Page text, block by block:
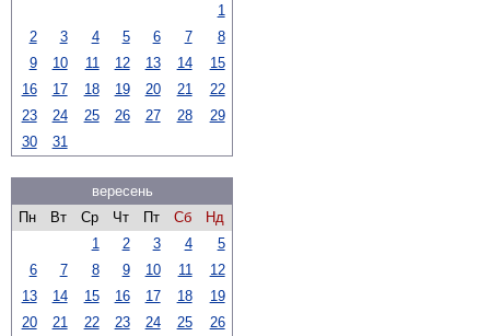
1
2
3 4 5 6 7
8
9
10 11 12 13 14
15
16
17 18 19 20 21
22
23
24 25 26 27 28
29
30
31
вересень
Пн
Вт Ср Чт Пт Сб
Нд
1
2 3 4
5
6
7 8 9 10 11
12
13
14 15 16 17 18
19
20
21 22 23 24 25
26